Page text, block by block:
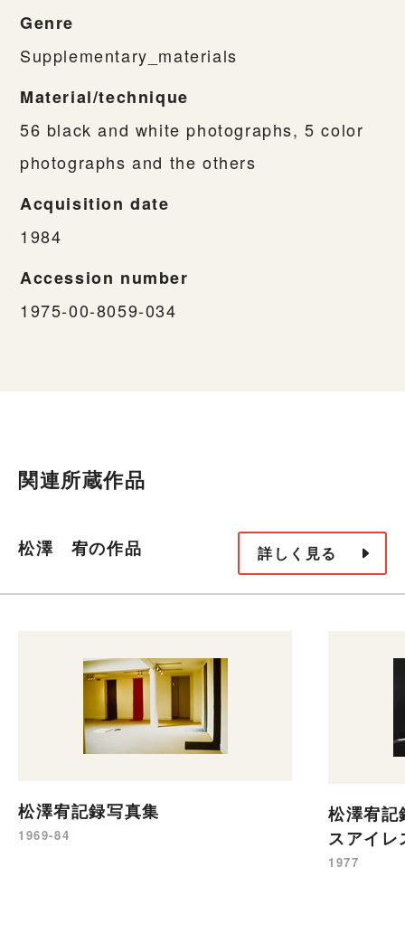
Genre
Supplementary_materials
Material/technique
56 black and white photographs, 5 color
photographs and the others
Acquisition date
1984
Accession number
1975-00-8059-034
関連所蔵作品
松澤 宥の作品 詳しく見る
松澤宥記録写真集
1969-84
松澤宥
スアイ
1977